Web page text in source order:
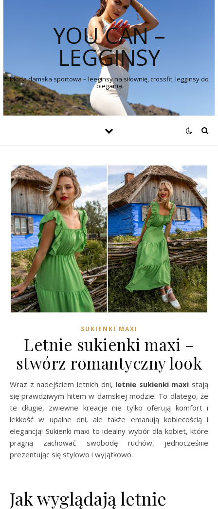
YOU CAN –
LEGGINSY
Moda damska sportowa – leeginsy na siłownię, crossfit, legginsy do
biegania
SUKIENKI MAXI
Letnie sukienki maxi –
stwórz romantyczny look
Wraz z nadejściem letnich dni, letnie sukienki maxi stają
się prawdziwym hitem w damskiej modzie. To dlatego, że
te długie, zwiewne kreacje nie tylko oferują komfort i
lekkość w upalne dni, ale także emanują kobiecością i
elegancją! Sukienki maxi to idealny wybór dla kobiet, które
pragną zachować swobodę ruchów, jednocześnie
prezentując się stylowo i wyjątkowo.
Jak wyglądają letnie